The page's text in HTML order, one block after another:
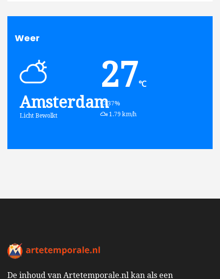
Weer
Amsterdam
Licht Bewolkt
27℃
humidity:
37%
wind:
1.79 km/h
De inhoud van Artetemporale.nl kan als een